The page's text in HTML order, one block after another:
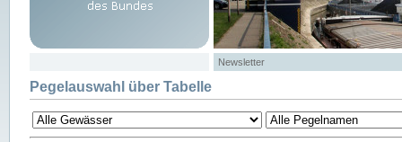
Newsletter
Pegelauswahl über Tabelle